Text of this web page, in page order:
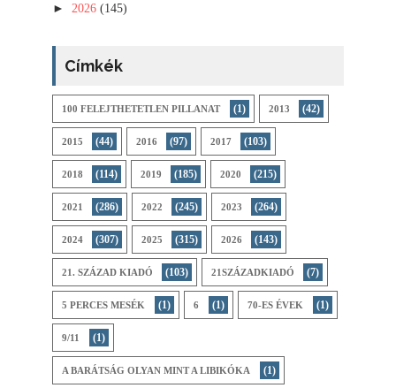
► 2026 (145)
Címkék
100 FELEJTHETETLEN PILLANAT (1) 2013 (42)
2015 (44) 2016 (97) 2017 (103)
2018 (114) 2019 (185) 2020 (215)
2021 (286) 2022 (245) 2023 (264)
2024 (307) 2025 (315) 2026 (143)
21. SZÁZAD KIADÓ (103) 21SZÁZADKIADÓ (7)
5 PERCES MESÉK (1) 6 (1) 70-ES ÉVEK (1)
9/11 (1)
A BARÁTSÁG OLYAN MINT A LIBIKÓKA (1)